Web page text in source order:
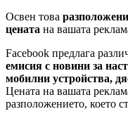
Освен това
цената на вашата
Facebook предлага
емисия с новини за
мобилни устройства,
Цената на вашата
разположението, което